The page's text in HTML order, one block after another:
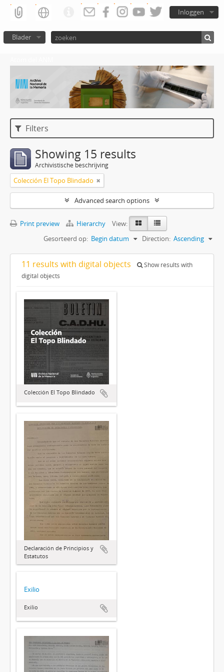
Inloggen
Blader
Filters
Showing 15 results
Archivistische beschrijving
Colección El Topo Blindado
Advanced search options
Print preview Hierarchy
View:
Gesorteerd op: Begin datum Direction: Ascending
11 results with digital objects
Show results with
digital objects
Colección El Topo Blindado
Declaración de Principios y
Estatutos
Exilio
Exilio